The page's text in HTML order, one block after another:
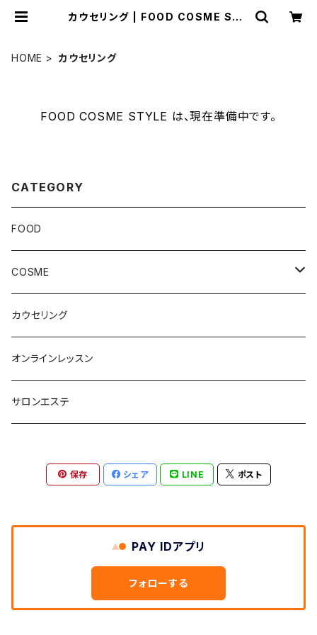
カウセリング | FOOD COSME STY
HOME カウセリング
FOOD COSME STYLE は、現在準備中です。
CATEGORY
FOOD
COSME
スキンケア
BATH
アロマ
カウセリング
オンラインレッスン
サロンエステ
保存 シェア LINE ポスト
PAY IDアプリ
フォローする